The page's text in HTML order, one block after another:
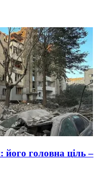
головна ціль –